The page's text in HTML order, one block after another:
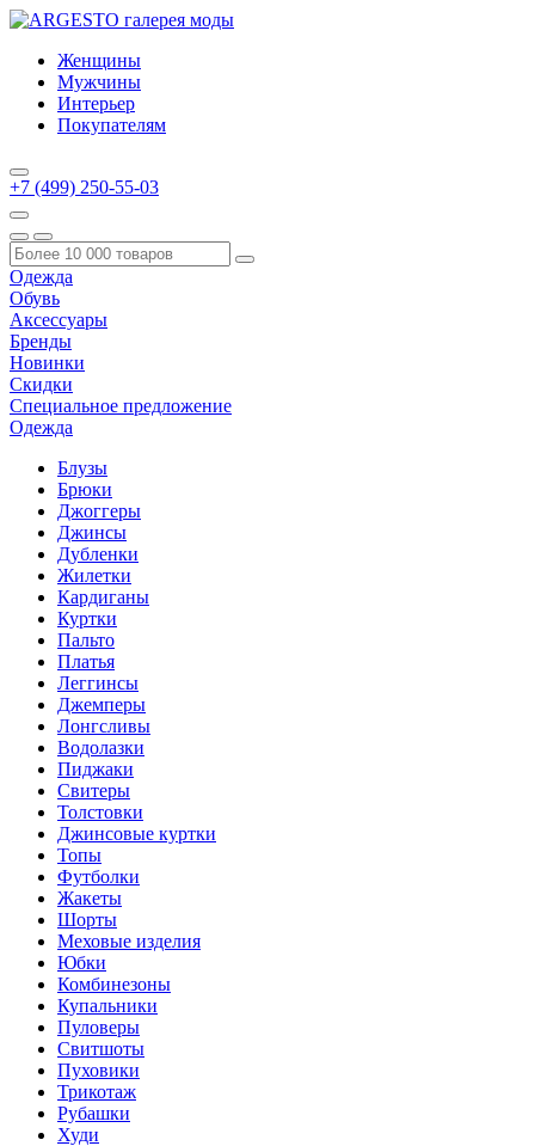
Женщины
Мужчины
Интерьер
Покупателям
+7 (499) 250-55-03
Одежда
Обувь
Аксессуары
Бренды
Новинки
Скидки
Специальное предложение
Одежда
Блузы
Брюки
Джоггеры
Джинсы
Дубленки
Жилетки
Кардиганы
Куртки
Пальто
Платья
Леггинсы
Джемперы
Лонгсливы
Водолазки
Пиджаки
Свитеры
Толстовки
Джинсовые куртки
Топы
Футболки
Жакеты
Шорты
Меховые изделия
Юбки
Комбинезоны
Купальники
Пуловеры
Свитшоты
Пуховики
Трикотаж
Рубашки
Худи